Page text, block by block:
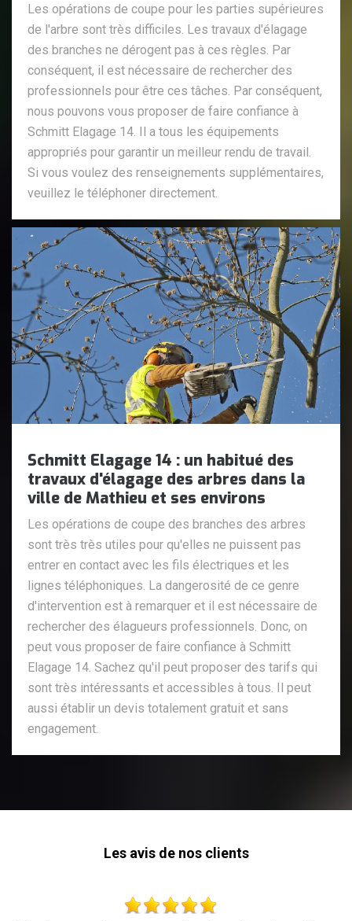
Les opérations de coupe pour les parties supérieures
de l'arbre sont très difficiles. Les travaux d'élagage
des branches ne dérogent pas à ces règles. Par
conséquent, il est nécessaire de rechercher des
professionnels pour être ces tâches. Par conséquent,
nous pouvons vous proposer de faire confiance à
Schmitt Elagage 14. Il a tous les équipements
appropriés pour garantir un meilleur rendu de travail.
Si vous voulez des renseignements supplémentaires,
veuillez le téléphoner directement.
Schmitt Elagage 14 : un habitué des
travaux d'élagage des arbres dans la
ville de Mathieu et ses environs
Les opérations de coupe des branches des arbres
sont très très utiles pour qu'elles ne puissent pas
entrer en contact avec les fils électriques et les
lignes téléphoniques. La dangerosité de ce genre
d'intervention est à remarquer et il est nécessaire de
rechercher des élagueurs professionnels. Donc, on
peut vous proposer de faire confiance à Schmitt
Elagage 14. Sachez qu'il peut proposer des tarifs qui
sont très intéressants et accessibles à tous. Il peut
aussi établir un devis totalement gratuit et sans
engagement.
Les avis de nos clients